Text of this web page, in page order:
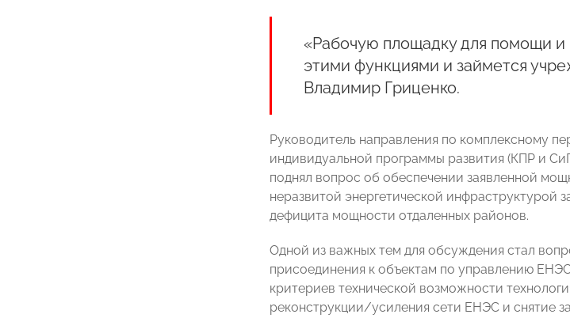
«Рабочую площадку для помощи
этими функциями и займется
Владимир Гриценко.
Руководитель направления по комплексному
индивидуальной программы развития (КПР и
поднял вопрос об обеспечении заявленной
неразвитой энергетической
дефицита мощности отдаленных районов.
Одной из важных тем для обсуждения стал
присоединения к объектам по управлению
критериев технической возможности
реконструкции/усиления сети ЕНЭС и снятие